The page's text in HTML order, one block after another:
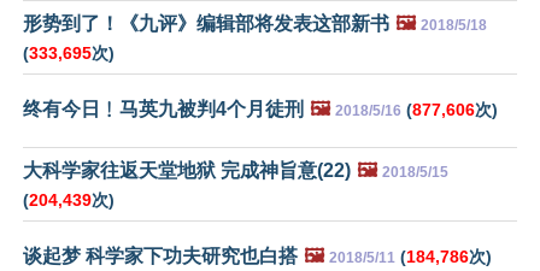
形势到了！《九评》编辑部将发表这部新书 🖼️ 2018/5/18
(333,695次)
终有今日﹗马英九被判4个月徒刑 🖼️ 2018/5/16 (877,606次)
大科学家往返天堂地狱 完成神旨意(22) 🖼️ 2018/5/15
(204,439次)
谈起梦 科学家下功夫研究也白搭 🖼️ 2018/5/11 (184,786次)